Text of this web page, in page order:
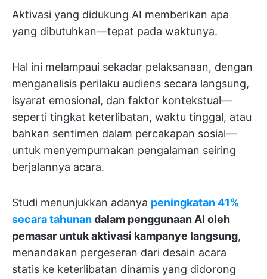
Aktivasi yang didukung AI memberikan apa
yang dibutuhkan—tepat pada waktunya.
Hal ini melampaui sekadar pelaksanaan, dengan
menganalisis perilaku audiens secara langsung,
isyarat emosional, dan faktor kontekstual—
seperti tingkat keterlibatan, waktu tinggal, atau
bahkan sentimen dalam percakapan sosial—
untuk menyempurnakan pengalaman seiring
berjalannya acara.
Studi menunjukkan adanya peningkatan 41%
secara tahunandalam penggunaan AI oleh
pemasar untuk aktivasi kampanye langsung,
menandakan pergeseran dari desain acara
statis ke keterlibatan dinamis yang didorong